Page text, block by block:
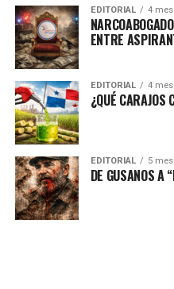
EDITORIAL 4
ENTRE
EDITORIAL 4
¿QUÉ CARAJOS
EDITORIAL 5
DE GUSANOS A